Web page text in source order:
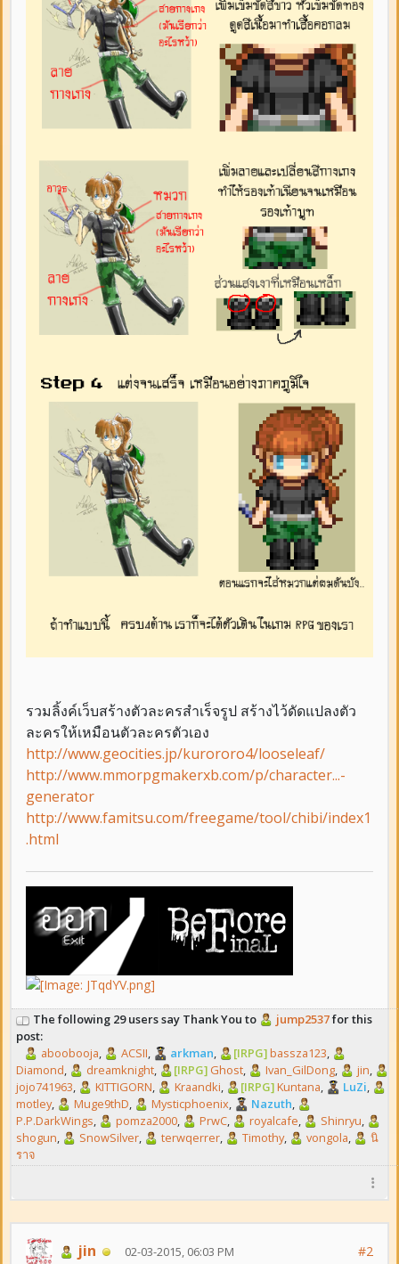
รวมลิ้งค์เว็บสร้างตัวละครสำเร็จรูป สร้างไว้ดัดแปลงตัว
ละครให้เหมือนตัวละครตัวเอง
http://www.geocities.jp/kurororo4/looseleaf/
http://www.mmorpgmakerxb.com/p/character...-
generator
http://www.famitsu.com/freegame/tool/chibi/index1
.html
The following 29 users say Thank You to jump2537for this
post:
aboobooja
ACSII arkman [IRPG]bassza123
Diamond
dreamknight [IRPG] Ghost Ivan_GilDong jin
jojo741963
KITTIGORN Kraandki [IRPG]Kuntana LuZi
motley, Muge9thD Mysticphoenix Nazuth
P.P.DarkWings
pomza2000 PrwC royalcafe Shinryu
shogun
SnowSilver terwqerrer Timothy, vongola
นิ
ราจ
jin 02-03-2015, 06:03 PM #2